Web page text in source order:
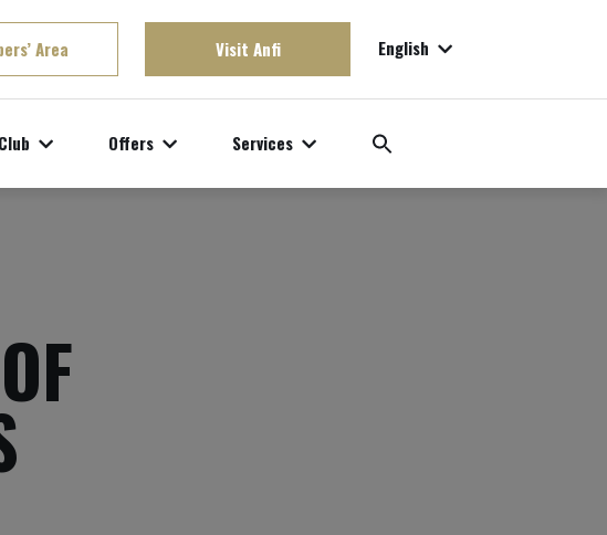
Area Visit Anfi English
Offers Services